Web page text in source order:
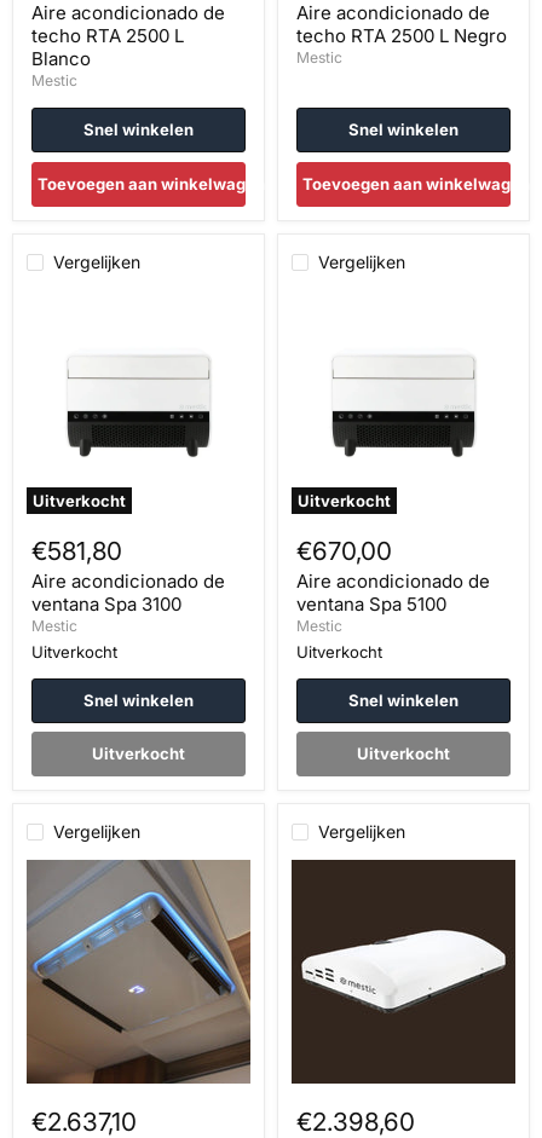
Aire acondicionado de
techo RTA 2500 L
Blanco
Mestic
Snel winkelen
Toevoegen aan winkelwagen
Aire acondicionado de
techo RTA 2500 L Negro
Mestic
Snel winkelen
Toevoegen aan winkelwagen
Vergelijken
Uitverkocht
ventana
€581,80
Aire acondicionado de
ventana Spa 3100
Mestic
Uitverkocht
Snel winkelen
Uitverkocht
Vergelijken
Uitverkocht
ventana
€670,00
Aire acondicionado de
ventana Spa 5100
Mestic
Uitverkocht
Snel winkelen
Uitverkocht
Vergelijken
acondicionado
Openair
Plus
Full
Inverter
€2.637,10
Vergelijken
2000
Openair
€2.398,60